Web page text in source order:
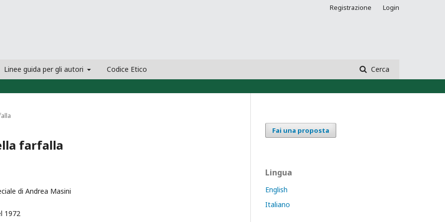
Linee guida per gli autori Codice Etico Cerca
Registrazione Login
farfalla
di Andrea Masini
1972
Fai una proposta
Lingua
English
Italiano